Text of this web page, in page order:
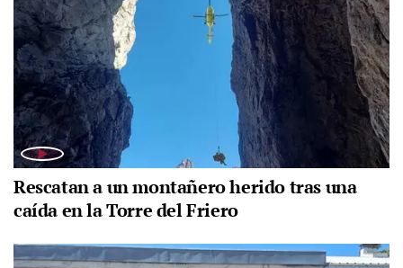
Rescatan a un montañero herido tras una
caída en la Torre del Friero